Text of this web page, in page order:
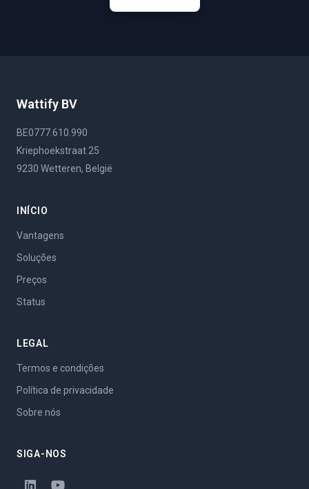
Wattify BV
BE0777.610.990
Kriephoekstraat 25
9230 Wetteren, België
INÍCIO
Vantagens
Soluções
Preços
Status
LEGAL
Termos e condições
Política de privacidade
Sobre nós
SIGA-NOS